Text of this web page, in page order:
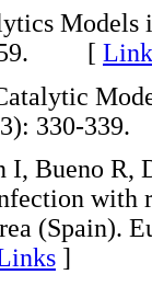
1959. [
(3): 330-
I, Bueno
with
(Spain).
]